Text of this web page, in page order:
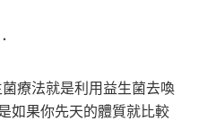
療法就是利用益生菌去喚
如果你先天的體質就比較